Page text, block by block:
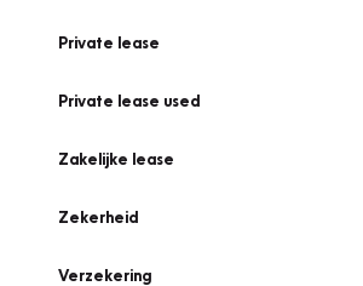
Private lease
Private lease used
Zakelijke lease
Zekerheid
Verzekering